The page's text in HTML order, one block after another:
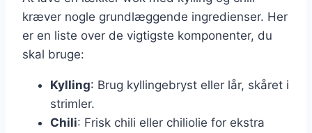
kræver nogle grundlæggende ingredienser. Her
er en liste over de vigtigste komponenter, du
skal bruge:
Kylling: Brug kyllingebryst eller lår, skåret i
strimler.
Chili: Frisk chili eller chiliolie for ekstra